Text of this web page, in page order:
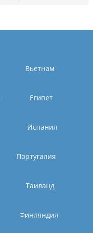
Вьетнам
Египет
Испания
Португалия
Таиланд
Финляндия